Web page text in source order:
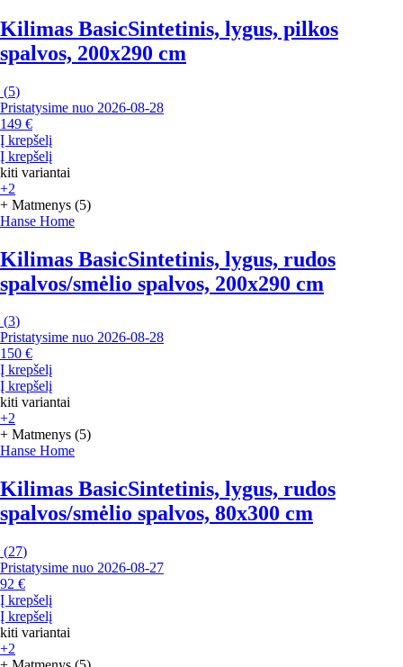
Kilimas BasicSintetinis, lygus, pilkos
spalvos, 200x290 cm
(5)
Pristatysime nuo 2026‑08‑28
149 €
Į krepšelį
Į krepšelį
kiti variantai
+2
+ Matmenys (5)
Hanse Home
Kilimas BasicSintetinis, lygus, rudos
spalvos/smėlio spalvos, 200x290 cm
(3)
Pristatysime nuo 2026‑08‑28
150 €
Į krepšelį
Į krepšelį
kiti variantai
+2
+ Matmenys (5)
Hanse Home
Kilimas BasicSintetinis, lygus, rudos
spalvos/smėlio spalvos, 80x300 cm
(27)
Pristatysime nuo 2026‑08‑27
92 €
Į krepšelį
Į krepšelį
kiti variantai
+2